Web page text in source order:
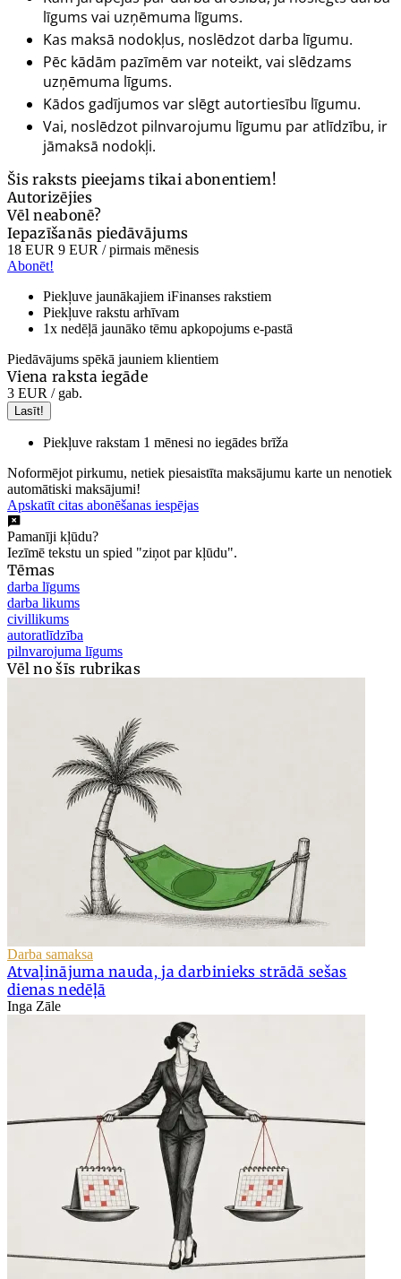
līgums vai uzņēmuma līgums.
Kas maksā nodokļus, noslēdzot darba līgumu.
Pēc kādām pazīmēm var noteikt, vai slēdzams
uzņēmuma līgums.
Kādos gadījumos var slēgt autortiesību līgumu.
Vai, noslēdzot pilnvarojumu līgumu par atlīdzību, ir
jāmaksā nodokļi.
Šis raksts pieejams tikai abonentiem!
Autorizējies
Vēl neabonē?
Iepazīšanās piedāvājums
18 EUR 9 EUR / pirmais mēnesis
Abonēt!
Piekļuve jaunākajiem iFinanses rakstiem
Piekļuve rakstu arhīvam
1x nedēļā jaunāko tēmu apkopojums e-pastā
Piedāvājums spēkā jauniem klientiem
Viena raksta iegāde
3 EUR / gab.
Lasīt!
Piekļuve rakstam 1 mēnesi no iegādes brīža
Noformējot pirkumu, netiek piesaistīta maksājumu karte un nenotiek
automātiski maksājumi!
Apskatīt citas abonēšanas iespējas
Pamanīji kļūdu?
Iezīmē tekstu un spied "ziņot par kļūdu".
Tēmas
darba līgums
darba likums
civillikums
autoratlīdzība
pilnvarojuma līgums
Vēl no šīs rubrikas
Darba samaksa
Atvaļinājuma nauda, ja darbinieks strādā sešas
dienas nedēļā
Inga Zāle